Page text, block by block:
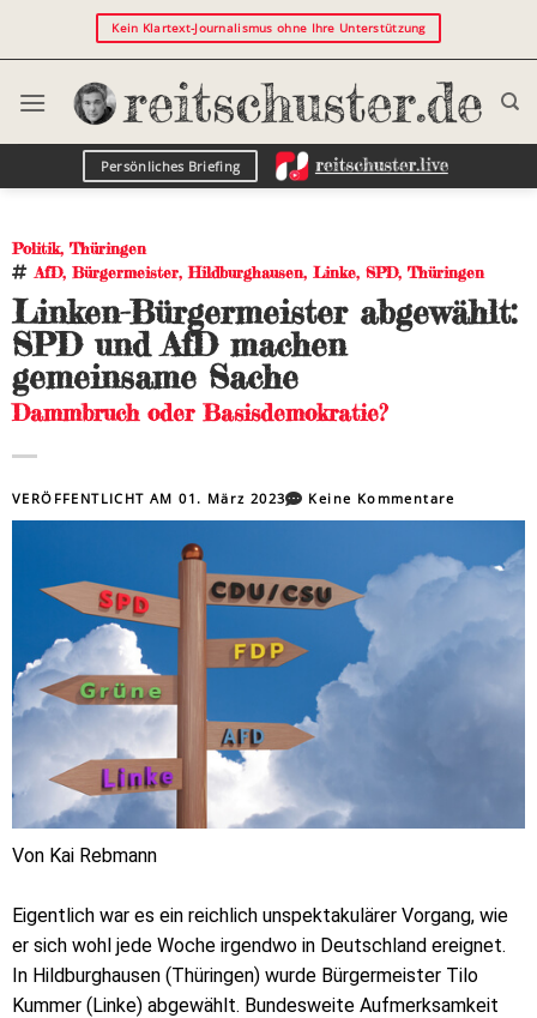
Kein Klartext-Journalismus ohne Ihre Unterstützung
Persönliches Briefing
Politik, Thüringen
AfD, Bürgermeister,Hildburghausen, Linke, SPD, Thüringen
Linken-Bürgermeister abgewählt:
SPD und AfD machen
gemeinsame Sache
Dammbruch oder Basisdemokratie?
VERÖFFENTLICHT AM01. März 2023 Keine Kommentare
Von Kai Rebmann
Eigentlich war es ein reichlich unspektakulärer Vorgang, wie
er sich wohl jede Woche irgendwo in Deutschland ereignet.
In Hildburghausen (Thüringen) wurde Bürgermeister Tilo
Kummer (Linke) abgewählt. Bundesweite Aufmerksamkeit